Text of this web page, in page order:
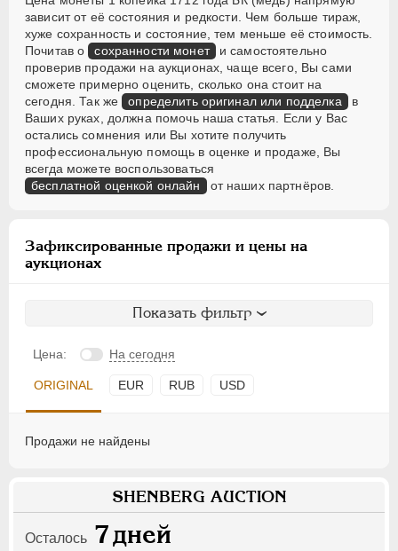
зависит от её состояния и редкости. Чем больше тираж,
хуже сохранность и состояние, тем меньше её стоимость.
Почитав о сохранности монет и самостоятельно
проверив продажи на аукционах, чаще всего, Вы сами
сможете примерно оценить, сколько она стоит на
сегодня. Так же определить оригинал или подделка в
Ваших руках, должна помочь наша статья. Если у Вас
остались сомнения или Вы хотите получить
профессиональную помощь в оценке и продаже, Вы
всегда можете воспользоваться
бесплатной оценкой онлайн от наших партнёров.
Зафиксированные продажи и цены на
аукционах
Показать фильтр
Цена: На сегодня
ORIGINAL EUR RUB USD
Продажи не найдены
SHENBERG AUCTION
Осталось 7дней